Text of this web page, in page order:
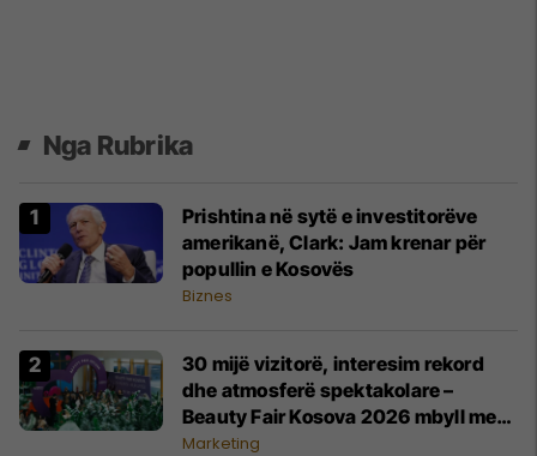
Nga Rubrika
​Prishtina në sytë e investitorëve
amerikanë, Clark: Jam krenar për
popullin e Kosovës
Biznes
30 mijë vizitorë, interesim rekord
dhe atmosferë spektakolare –
Beauty Fair Kosova 2026 mbyll me
sukses edicionin e parë
Marketing